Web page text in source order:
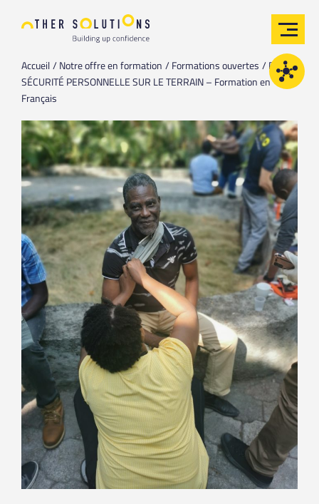
Accueil Notre offre en formation Formations ouvertes
PFST /
SÉCURITÉ PERSONNELLE SUR LE TERRAIN – Formation en
Français